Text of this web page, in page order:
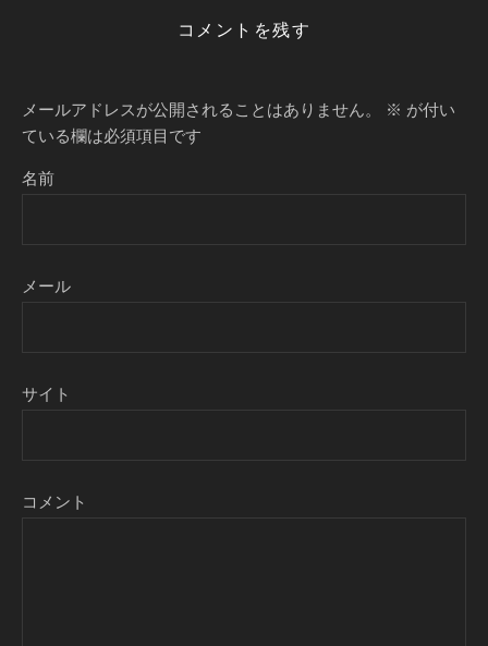
コメントを残す
メールアドレスが公開されることはありません。 ※ が付い
ている欄は必須項目です
名前
メール
サイト
コメント